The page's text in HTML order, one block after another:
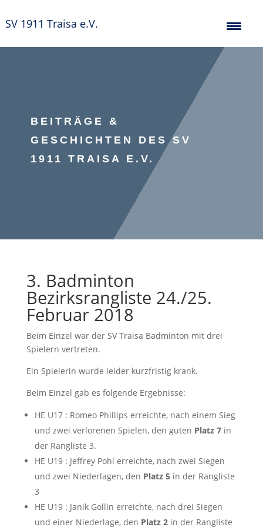
SV 1911 Traisa e.V.
BEITRÄGE &
GESCHICHTEN DES SV
1911 TRAISA E.V.
3. Badminton
Bezirksrangliste 24./25.
Februar 2018
Beim Einzel war der SV Traisa Badminton mit drei
Spielern vertreten.
Ein Spielerin wurde leider kurzfristig krank.
Beim Einzel gab es folgende Ergebnisse:
HE U17 : Romeo Phillips erreichte, nach einem Sieg
und zwei verlorenen Spielen, den guten Platz 7in
der Rangliste 3.
HE U19 : Jeffrey Pohl erreichte, nach zwei Siegen
und zwei Niederlagen, den Platz 5in der Rangliste
3
HE U19 : Janik Gollin erreichte, nach drei Siegen
und einer Niederlage, den Platz 2 in der Rangliste